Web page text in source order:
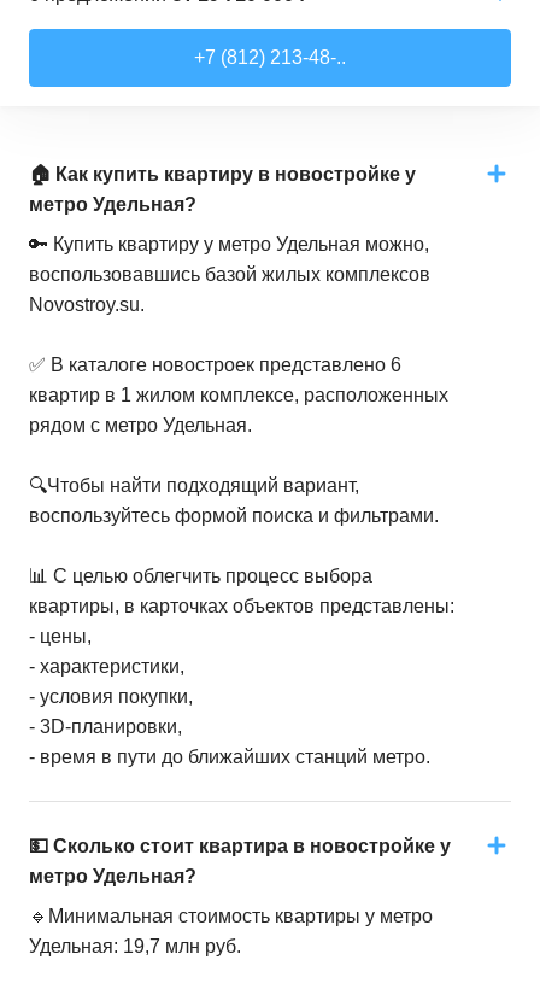
127,3–152,5м² 3 предложения
+7 (812) 213-48-..
🏠 Как купить квартиру в новостройке у
метро Удельная?
🔑 Купить квартиру у метро Удельная можно,
воспользовавшись базой жилых комплексов
Novostroy.su.
✅ В каталоге новостроек представлено 6
квартир в 1 жилом комплексе, расположенных
рядом с метро Удельная.
🔍Чтобы найти подходящий вариант,
воспользуйтесь формой поиска и фильтрами.
📊 С целью облегчить процесс выбора
квартиры, в карточках объектов представлены:
- цены,
- характеристики,
- условия покупки,
- 3D-планировки,
- время в пути до ближайших станций метро.
💵 Сколько стоит квартира в новостройке у
метро Удельная?
🔹Минимальная стоимость квартиры у метро
Удельная: 19,7 млн руб.